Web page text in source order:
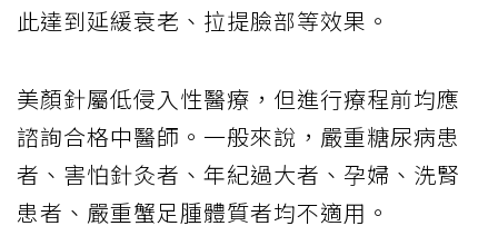
此達到延緩衰老、拉提臉部等效果。
美顏針屬低侵入性醫療，但進行療程前均應
諮詢合格中醫師。一般來說，嚴重糖尿病患
者、害怕針灸者、年紀過大者、孕婦、洗腎
患者、嚴重蟹足腫體質者均不適用。